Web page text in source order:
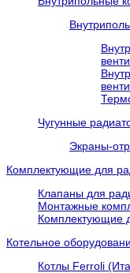
Чугунные
Экраны-
Комплектующие для
Клапаны для
Монтажные
Комплектующие
Котельное
Котлы Ferroli